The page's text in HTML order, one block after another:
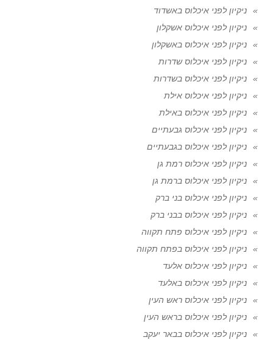
ניקיון לפני איכלוס באשדוד
ניקיון לפני איכלוס אשקלון
ניקיון לפני איכלוס באשקלון
ניקיון לפני איכלוס שדרות
ניקיון לפני איכלוס בשדרות
ניקיון לפני איכלוס אילת
ניקיון לפני איכלוס באילת
ניקיון לפני איכלוס גבעתיים
ניקיון לפני איכלוס בגבעתיים
ניקיון לפני איכלוס רמת גן
ניקיון לפני איכלוס ברמת גן
ניקיון לפני איכלוס בני ברק
ניקיון לפני איכלוס בבני ברק
ניקיון לפני איכלוס פתח תקווה
ניקיון לפני איכלוס בפתח תקווה
ניקיון לפני איכלוס אלעד
ניקיון לפני איכלוס באלעד
ניקיון לפני איכלוס ראש העין
ניקיון לפני איכלוס בראש העין
ניקיון לפני איכלוס בבאר יעקב